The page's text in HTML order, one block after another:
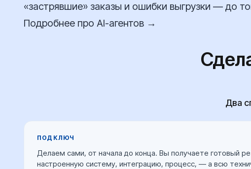
«застрявшие» заказы и ошибки выгрузки — до
Подробнее про AI-агентов →
Два
ПОД КЛЮЧ
Делаем сами, от начала до конца. Вы получаете готовый
настроенную систему, интеграцию, процесс, — а всю